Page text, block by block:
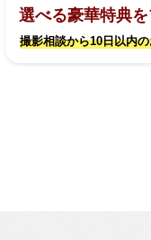
選べる豪華特典を
撮影相談から10日以内